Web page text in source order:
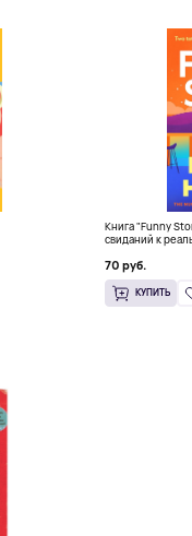
Книга "Funny
свиданий к
70 руб.
КУПИТЬ